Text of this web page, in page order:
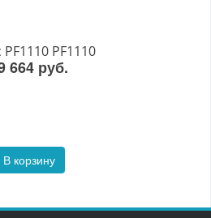
PF1110
664 руб.
В корзину